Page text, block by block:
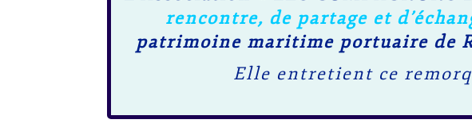
rencontre, de partage et
patrimoine maritime portuaire de
Elle entretient ce